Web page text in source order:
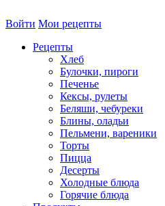
Войти Мои рецепты
Рецепты
Хлеб
Булочки, пироги
Печенье
Кексы, рулеты
Беляши, чебуреки
Блины, оладьи
Пельмени, вареники
Торты
Пицца
Десерты
Холодные блюда
Горячие блюда